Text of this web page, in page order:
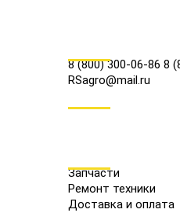
8 (800) 300-06-86 8
RSagro@mail.ru
Запчасти
Ремонт техники
Доставка и оплата